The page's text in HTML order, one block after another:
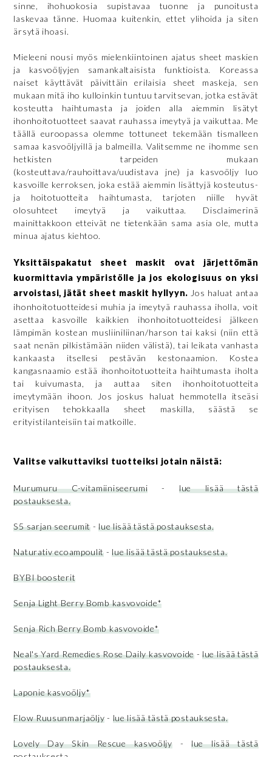
sinne, ihohuokosia supistavaa tuonne ja punoitusta
laskevaa tänne. Huomaa kuitenkin, ettet ylihoida ja siten
ärsytä ihoasi.
Mieleeni nousi myös mielenkiintoinen ajatus sheet maskien
ja kasvoöljyjen samankaltaisista funktioista. Koreassa
naiset käyttävät päivittäin erilaisia sheet maskeja, sen
mukaan mitä iho kulloinkin tuntuu tarvitsevan, jotka estävät
kosteutta haihtumasta ja joiden alla aiemmin lisätyt
ihonhoitotuotteet saavat rauhassa imeytyä ja vaikuttaa. Me
täällä euroopassa olemme tottuneet tekemään tismalleen
samaa kasvoöljyillä ja balmeilla. Valitsemme ne ihomme sen
hetkisten tarpeiden mukaan
(kosteuttava/rauhoittava/uudistava jne) ja kasvoöljy luo
kasvoille kerroksen, joka estää aiemmin lisättyjä kosteutus-
ja hoitotuotteita haihtumasta, tarjoten niille hyvät
olosuhteet imeytyä ja vaikuttaa. Disclaimerinä
mainittakkoon etteivät ne tietenkään sama asia ole, mutta
minua ajatus kiehtoo.
Yksittäispakatut sheet maskit ovat järjettömän
kuormittavia ympäristölle ja jos ekologisuus on yksi
arvoistasi, jätät sheet maskit hyllyyn. Jos haluat antaa
ihonhoitotuotteidesi muhia ja imeytyä rauhassa iholla, voit
asettaa kasvoille kaikkien ihonhoitotuotteidesi jälkeen
lämpimän kostean musliiniliinan/harson tai kaksi (niin että
saat nenän pilkistämään niiden välistä), tai leikata vanhasta
kankaasta itsellesi pestävän kestonaamion. Kostea
kangasnaamio estää ihonhoitotuotteita haihtumasta iholta
tai kuivumasta, ja auttaa siten ihonhoitotuotteita
imeytymään ihoon. Jos joskus haluat hemmotella itseäsi
erityisen tehokkaalla sheet maskilla, säästä se
erityistilanteisiin tai matkoille.
Valitse vaikuttaviksi tuotteiksi jotain näistä:
Murumuru C-vitamiiniseerumi - lue lisää tästä
postauksesta.
S5 sarjan seerumit -lue lisää tästä postauksesta.
Naturativ ecoampoulit -lue lisää tästä postauksesta.
BYBI boosterit
Senja Light Berry Bomb kasvovoide*
Senja Rich Berry Bomb kasvovoide*
Neal's Yard Remedies Rose Daily kasvovoide-lue lisää tästä
postauksesta.
Laponie kasvoöljy*
Flow Ruusunmarjaöljy - lue lisää tästä postauksesta.
Lovely Day Skin Rescue kasvoöljy-lue lisää tästä